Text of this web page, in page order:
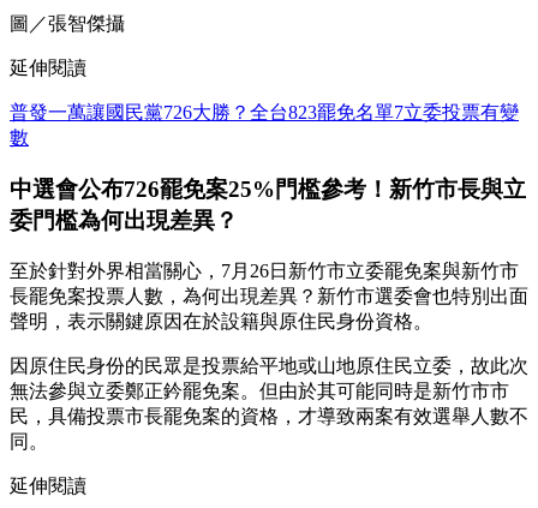
圖／張智傑攝
延伸閱讀
普發一萬讓國民黨726大勝？全台823罷免名單7立委投票有變
數
中選會公布726罷免案25%門檻參考！新竹市長與立
委門檻為何出現差異？
至於針對外界相當關心，7月26日新竹市立委罷免案與新竹市
長罷免案投票人數，為何出現差異？新竹市選委會也特別出面
聲明，表示關鍵原因在於設籍與原住民身份資格。
因原住民身份的民眾是投票給平地或山地原住民立委，故此次
無法參與立委鄭正鈐罷免案。但由於其可能同時是新竹市市
民，具備投票市長罷免案的資格，才導致兩案有效選舉人數不
同。
延伸閱讀